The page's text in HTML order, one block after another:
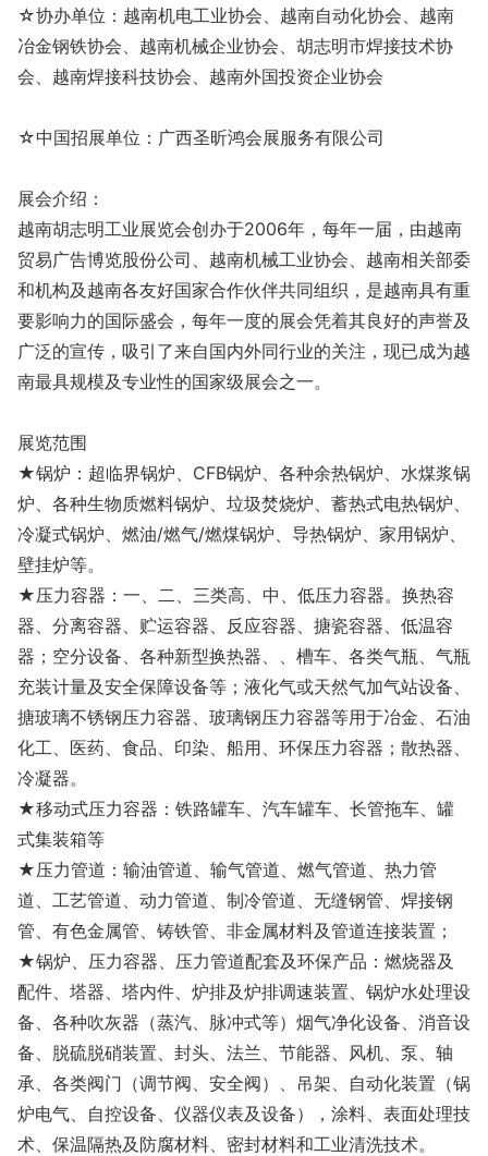
☆协办单位：越南机电工业协会、越南自动化协会、越南
冶金钢铁协会、越南机械企业协会、胡志明市焊接技术协
会、越南焊接科技协会、越南外国投资企业协会
☆中国招展单位：广西圣昕鸿会展服务有限公司
展会介绍：
越南胡志明工业展览会创办于2006年，每年一届，由越南
贸易广告博览股份公司、越南机械工业协会、越南相关部委
和机构及越南各友好国家合作伙伴共同组织，是越南具有重
要影响力的国际盛会，每年一度的展会凭着其良好的声誉及
广泛的宣传，吸引了来自国内外同行业的关注，现已成为越
南最具规模及专业性的国家级展会之一。
展览范围
★锅炉：超临界锅炉、CFB锅炉、各种余热锅炉、水煤浆锅
炉、各种生物质燃料锅炉、垃圾焚烧炉、蓄热式电热锅炉、
冷凝式锅炉、燃油/燃气/燃煤锅炉、导热锅炉、家用锅炉、
壁挂炉等。
★压力容器：一、二、三类高、中、低压力容器。换热容
器、分离容器、贮运容器、反应容器、搪瓷容器、低温容
器；空分设备、各种新型换热器、、槽车、各类气瓶、气瓶
充装计量及安全保障设备等；液化气或天然气加气站设备、
搪玻璃不锈钢压力容器、玻璃钢压力容器等用于冶金、石油
化工、医药、食品、印染、船用、环保压力容器；散热器、
冷凝器。
★移动式压力容器：铁路罐车、汽车罐车、长管拖车、罐
式集装箱等
★压力管道：输油管道、输气管道、燃气管道、热力管
道、工艺管道、动力管道、制冷管道、无缝钢管、焊接钢
管、有色金属管、铸铁管、非金属材料及管道连接装置；
★锅炉、压力容器、压力管道配套及环保产品：燃烧器及
配件、塔器、塔内件、炉排及炉排调速装置、锅炉水处理设
备、各种吹灰器（蒸汽、脉冲式等）烟气净化设备、消音设
备、脱硫脱硝装置、封头、法兰、节能器、风机、泵、轴
承、各类阀门（调节阀、安全阀）、吊架、自动化装置（锅
炉电气、自控设备、仪器仪表及设备），涂料、表面处理技
术、保温隔热及防腐材料、密封材料和工业清洗技术。